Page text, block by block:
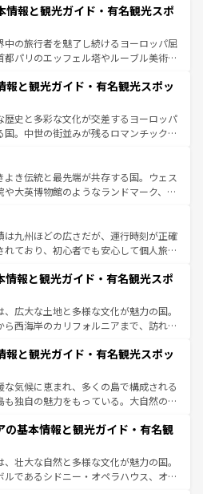
リア情報はコンテンツ一覧を参照してほ
国では、情熱的なフラメンコ、熱気あふ
美味しいタパスが生活の一部となってい
ドの洗練された雰囲気や、バルセロナの
角から、地方では古代ローマ遺跡や中世
て風土や気候が異なるスペインはその個
照してほしい。
情報と観光ガイド・有名観光スポ
中の旅行者を魅了し続けるヨーロッパ屈
都パリのエッフェル塔やルーブル美術館
詰まっている。華麗な宮殿、歴史的な大
チ、そして豊かな自然が、訪れる者を心
た、フランスは美食の国としても知ら
はユネスコ無形文化遺産にも登録されて
畑など、多彩な楽しみ方が可能だ。さ
地域にも魅力が溢れており、どの街角に
化が息づいている。パリ以外の個性あふ
。
報と観光ガイド・有名観光スポッ
歴史と多彩な文化が交差するヨーロッパ
国。中世の街並みが残るロマンチック街
どこを歩いても飽きることがない。ベ
気、バイエルン州のアルプスの絶景、そ
のワイン畑といった風景は必見。ビール
ひ体験してほしい。 なお、新着の
テンツ一覧を参照してほしい。
よき伝統と最先端が共存する国。ウェス
や大英博物館のようなランドマーク、歴
魅力がある。また、優雅なアフタヌーン
きにはたまらない英国パブ、サッカー観
らこそできる体験も豊富。イギリスを旅
てほしい。
は九州ほどの広さだが、運行時刻が正確
れており、初心者でも安心して個人旅行
残る町や、スイスならではのユニークな
ルプス観光だけでなく町歩きも満喫する
の所得が高いため物価も高いが、旅行
提供のサービスもあり、うまく活用すれ
コンテンツ一覧を参照してほしい。
情報と観光ガイド・有名観光スポ
広大な土地と多様な文化が魅力の国。
ら西海岸のカリフォルニアまで、訪れる
は、観光、ショッピング、エンターテイ
た刺激的なスポットだ。一方、アメリカ
広がり、グランドキャニオンやイエロー
といった絶景が堪能できる。さらに、南
者はアメリカの各地域で異なる魅力を楽
様性と豊かな歴史を感じることができ
ードトリップや列車の旅も、アメリカ
ルだ。 なお、新着のアメリカ
一覧 を参照してほしい。
報と観光ガイド・有名観光スポッ
な気候に恵まれ、多くの島で構成される
も独自の魅力をもっている。大自然の神
。また、定番の観光地といえばオアフ
を求めるならマウイ島やカウアイ島が
ドグリーンに輝く海をはじめ、豊かな
いている。「アロハスピリット」と呼ば
の基本情報と観光ガイド・有名観
壮大な自然と多様な文化が魅力の国。
ルであるシドニー・オペラハウス、オー